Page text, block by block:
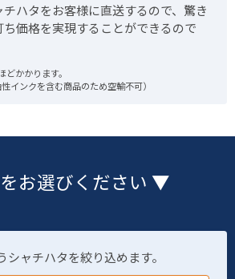
ハタをお客様に直送するので、驚き
価格を実現することができるので
かかります。
インクを含む商品のため空輸不可）
お選びください ▼
シャチハタを絞り込めます。